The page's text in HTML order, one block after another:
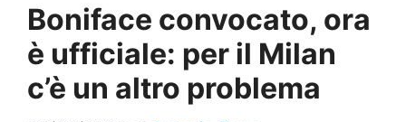
Boniface convocato, ora
è ufficiale: per il Milan
c’è un altro problema